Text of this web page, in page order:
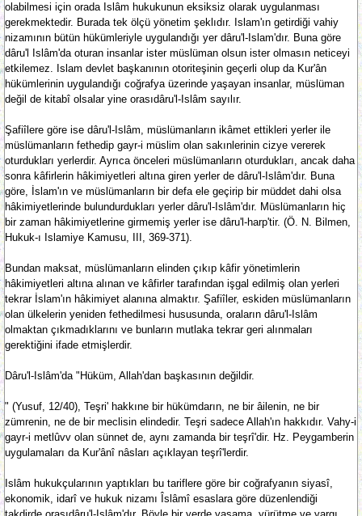
olabilmesi için orada Islâm hukukunun eksiksiz olarak uygulanması
gerekmektedir. Burada tek ölçü yönetim şeklıdır. Islam'ın getirdiği vahiy
nizamının bütün hükümleriyle uygulandığı yer dâru'l-Islam'dır. Buna göre
dâru'l Islâm'da oturan insanlar ister müslüman olsun ister olmasın neticeyi
etkilemez. Islam devlet başkanının otoriteşinin geçerli olup da Kur'ân
hükümlerinin uygulandığı coğrafya üzerinde yaşayan insanlar, müslüman
değil de kitabî olsalar yine orasıdâru'l-Islâm sayılır.
Şafiîlere göre ise dâru'l-Islâm, müslümanların ikâmet ettikleri yerler ile
müslümanların fethedip gayr-i müslim olan sakınlerinin cizye vererek
oturdukları yerlerdir. Ayrıca önceleri müslümanların oturdukları, ancak daha
sonra kâfirlerin hâkimiyetleri altına giren yerler de dâru'l-Islâm'dır. Buna
göre, İslam'ın ve müslümanların bir defa ele geçirip bir müddet dahi olsa
hâkimiyetlerinde bulundurdukları yerler dâru'l-Islâm'dır. Müslümanların hiç
bir zaman hâkimiyetlerine girmemiş yerler ise dâru'l-harp'tir. (Ö. N. Bilmen,
Hukuk-ı Islamiye Kamusu, III, 369-371).
Bundan maksat, müslümanların elinden çıkıp kâfir yönetimlerin
hâkimiyetleri altına alınan ve kâfirler tarafından işgal edilmiş olan yerleri
tekrar İslam'ın hâkimiyet alanına almaktır. Şafiîler, eskiden müslümanların
olan ülkelerin yeniden fethedilmesi hususunda, oraların dâru'l-Islâm
olmaktan çıkmadıklarını ve bunların mutlaka tekrar geri alınmaları
gerektiğini ifade etmişlerdir.
Dâru'l-Islâm'da "Hüküm, Allah'dan başkasının değildir.
" (Yusuf, 12/40), Teşri' hakkıne bir hükümdarın, ne bir âilenin, ne bir
zümrenin, ne de bir meclisin elindedir. Teşri sadece Allah'ın hakkıdır. Vahy-i
gayr-i metlûvv olan sünnet de, aynı zamanda bir teşrî'dir. Hz. Peygamberin
uygulamaları da Kur'ânî nâsları açıklayan teşrî'lerdir.
Islâm hukukçularının yaptıkları bu tariflere göre bir coğrafyanın siyasî,
ekonomik, idarî ve hukuk nizamı Îslâmî esaslara göre düzenlendiği